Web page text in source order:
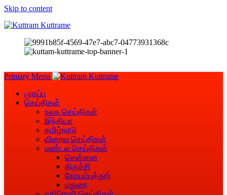
Skip to content
Primary Menu
முகப்பு
செய்திகள்
உலக செய்திகள்
இந்தியா
தமிழ்நாடு
விரைவு செய்திகள்
மண்டல செய்திகள்
சென்னை
திருச்சி
கோயம்புத்தூர்
மதுரை